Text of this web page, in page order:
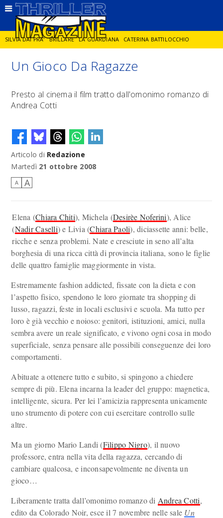
SILVIA DAI PRA' BRILLARE LA GUARDIANA CATERINA BATTILOCCHIO
JORGE DIAZ LA SPIA DELITTO IN CORNICE GIANCARLO DE CATALDO
DIEGO ZANDEL GLI ANNI DI PIETRA
Un Gioco Da Ragazze
Presto al cinema il film tratto dall'omonimo romanzo di
Andrea Cotti
Articolo di Redazione
Martedì 21 ottobre 2008
A A
Elena (Chiara Chiti), Michela (Desirèe Noferini), Alice
(Nadir Caselli) e Livia (Chiara Paoli), diciassette anni: belle,
ricche e senza problemi. Nate e cresciute in seno all’alta
borghesia di una ricca città di provincia italiana, sono le figlie
delle quattro famiglie maggiormente in vista.
Estremamente fashion addicted, fissate con la dieta e con
l’aspetto fisico, spendono le loro giornate tra shopping di
lusso, ragazzi, feste in locali esclusivi e scuola. Ma tutto per
loro è già vecchio e noioso: genitori, istituzioni, amici, nulla
sembra avere un reale significato, e vivono ogni cosa in modo
superficiale, senza pensare alle possibili conseguenze dei loro
comportamenti.
Abituate a ottenere tutto e subito, si spingono a chiedere
sempre di più. Elena incarna la leader del gruppo: magnetica,
intelligente, sicura. Per lei l’amicizia rappresenta unicamente
uno strumento di potere con cui esercitare controllo sulle
altre.
Ma un giorno Mario Landi (Filippo Nigro), il nuovo
professore, entra nella vita della ragazza, cercando di
cambiare qualcosa, e inconsapevolmente ne diventa un
gioco…
Liberamente tratta dall’omonimo romanzo di Andrea Cotti,
edito da Colorado Noir, esce il 7 novembre nelle sale Un